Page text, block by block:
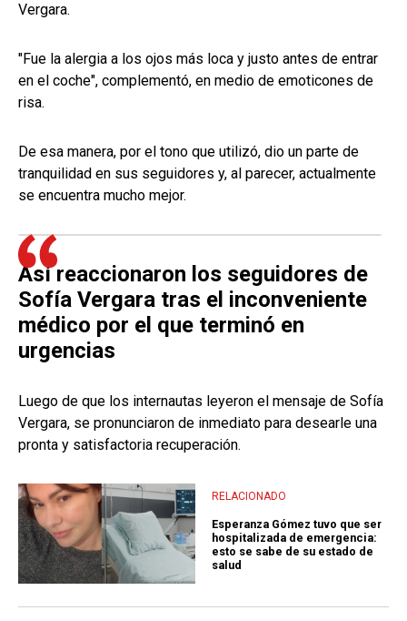
Vergara.
"Fue la alergia a los ojos más loca y justo antes de entrar
en el coche", complementó, en medio de emoticones de
risa.
De esa manera, por el tono que utilizó, dio un parte de
tranquilidad en sus seguidores y, al parecer, actualmente
se encuentra mucho mejor.
Así reaccionaron los seguidores de
Sofía Vergara tras el inconveniente
médico por el que terminó en
urgencias
Luego de que los internautas leyeron el mensaje de Sofía
Vergara, se pronunciaron de inmediato para desearle una
pronta y satisfactoria recuperación.
RELACIONADO
Esperanza Gómez tuvo que ser
hospitalizada de emergencia:
esto se sabe de su estado de
salud